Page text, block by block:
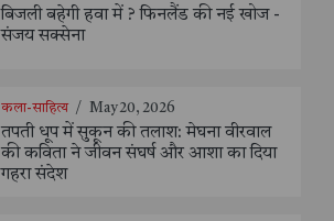
बिजली बहेगी हवा में ? फिनलैंड की नई खोज -
संजय सक्सेना
कला-साहित्य / May 20, 2026
तपती धूप में सुकून की तलाश: मेघना वीरवाल
की कविता ने जीवन संघर्ष और आशा का दिया
गहरा संदेश